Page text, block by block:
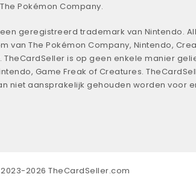
Pokémon Company.
geregistreerd trademark van Nintendo.
van The Pokémon Company, Nintendo,
TheCardSeller is op geen enkele manier
Game Freak of Creatures.
niet aansprakelijk gehouden worden voor
2026 TheCardSeller.com